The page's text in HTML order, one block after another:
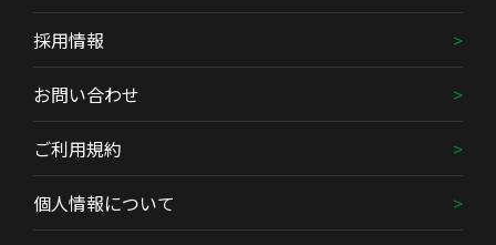
採用情報
お問い合わせ
ご利用規約
個人情報について